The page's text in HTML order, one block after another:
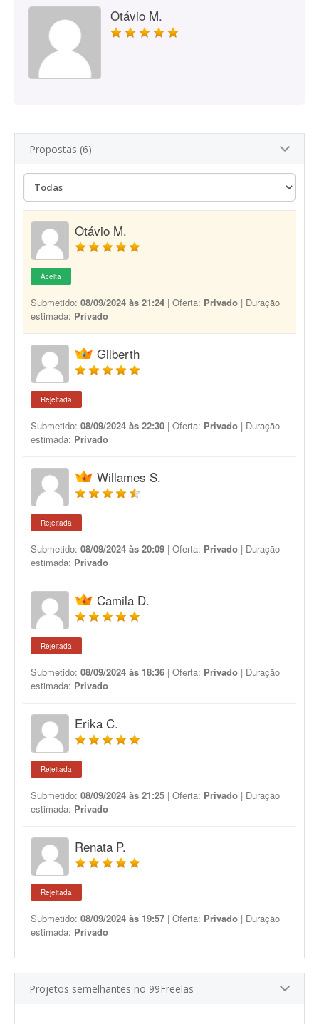
Otávio M.
Propostas (6)
Otávio M.
Aceita
Submetido: 08/09/2024 às 21:24 | Oferta: Privado | Duração
estimada: Privado
Gilberth
Rejeitada
Submetido: 08/09/2024 às 22:30 | Oferta: Privado | Duração
estimada: Privado
Willames S.
Rejeitada
Submetido: 08/09/2024 às 20:09 | Oferta: Privado | Duração
estimada: Privado
Camila D.
Rejeitada
Submetido: 08/09/2024 às 18:36 | Oferta: Privado | Duração
estimada: Privado
Erika C.
Rejeitada
Submetido: 08/09/2024 às 21:25 | Oferta: Privado | Duração
estimada: Privado
Renata P.
Rejeitada
Submetido: 08/09/2024 às 19:57 | Oferta: Privado | Duração
estimada: Privado
Projetos semelhantes no 99Freelas